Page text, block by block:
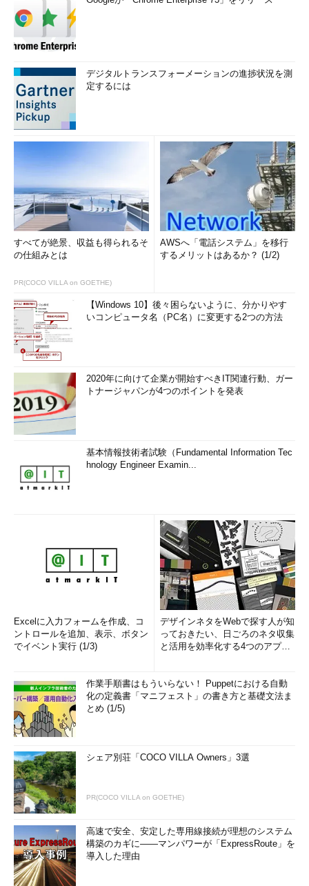
デジタルトランスフォーメーションの進捗状況を測
定するには
すべてが絶景、収益も得られるそ
の仕組みとは
PR(COCO VILLA on GOETHE)
AWSへ「電話システム」を移行
するメリットはあるか？ (1/2)
【Windows 10】後々困らないように、分かりやす
いコンピュータ名（PC名）に変更する2つの方法
2020年に向けて企業が開始すべきIT関連行動、ガー
トナージャパンが4つのポイントを発表
基本情報技術者試験（Fundamental Information Tec
hnology Engineer Examin...
Excelに入力フォームを作成、コ
ントロールを追加、表示、ボタン
でイベント実行 (1/3)
デザインネタをWebで探す人が知
っておきたい、日ごろのネタ収集
と活用を効率化する4つのアプリ
作業手順書はもういらない！ Puppetにおける自動
化の定義書「マニフェスト」の書き方と基礎文法ま
とめ (1/5)
シェア別荘「COCO VILLA Owners」3選
PR(COCO VILLA on GOETHE)
高速で安全、安定した専用線接続が理想のシステム
構築のカギに――マンパワーが「ExpressRoute」を
導入した理由